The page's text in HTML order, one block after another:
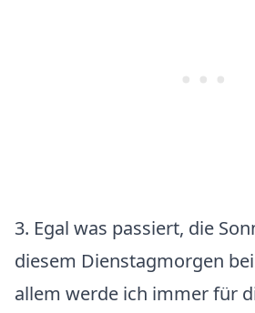
3. Egal was passiert, die
diesem Dienstagmorgen
allem werde ich immer für